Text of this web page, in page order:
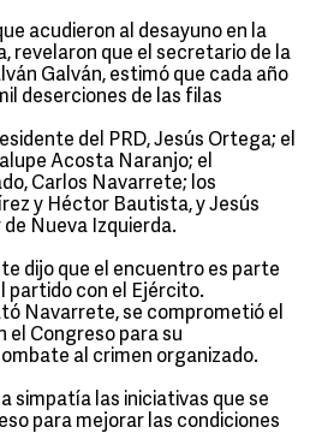
acudieron al desayuno en la
revelaron que el secretario de la
Galván, estimó que cada año
deserciones de las filas
del PRD, Jesús Ortega; el
Acosta Naranjo; el
Carlos Navarrete; los
y Héctor Bautista, y Jesús
Nueva Izquierda.
dijo que el encuentro es parte
partido con el Ejército.
Navarrete, se comprometió el
el Congreso para su
al crimen organizado.
simpatía las iniciativas que se
para mejorar las condiciones